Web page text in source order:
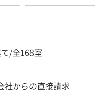
/全168室
社からの直接請求